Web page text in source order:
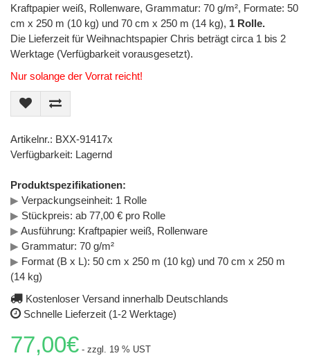
Kraftpapier weiß, Rollenware, Grammatur: 70 g/m², Formate: 50
cm x 250 m (10 kg) und 70 cm x 250 m (14 kg), 1 Rolle.
Die Lieferzeit für Weihnachtspapier Chris beträgt circa 1 bis 2
Werktage (Verfügbarkeit vorausgesetzt).
Nur solange der Vorrat reicht!
Artikelnr.: BXX-91417x
Verfügbarkeit: Lagernd
Produktspezifikationen:
▶ Verpackungseinheit: 1 Rolle
▶ Stückpreis: ab 77,00 € pro Rolle
▶ Ausführung: Kraftpapier weiß, Rollenware
▶ Grammatur: 70 g/m²
▶ Format (B x L): 50 cm x 250 m (10 kg) und 70 cm x 250 m
(14 kg)
Kostenloser Versand innerhalb Deutschlands
Schnelle Lieferzeit (1-2 Werktage)
77,00€ - zzgl. 19 % UST